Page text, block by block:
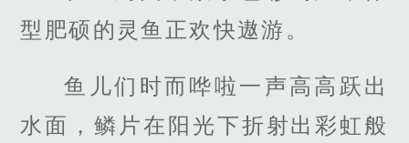
型肥硕的灵鱼正欢快遨游。
鱼儿们时而哗啦一声高高跃出
水面，鳞片在阳光下折射出彩虹般